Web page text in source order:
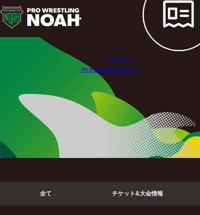
ニ
ュ
レ
ス
リ
ニュース
Wrestle Universe ↗︎
全て チケット&大会情報